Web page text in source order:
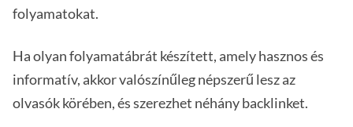
folyamatokat.
Ha olyan folyamatábrát készített, amely hasznos és
informatív, akkor valószínűleg népszerű lesz az
olvasók körében, és szerezhet néhány backlinket.